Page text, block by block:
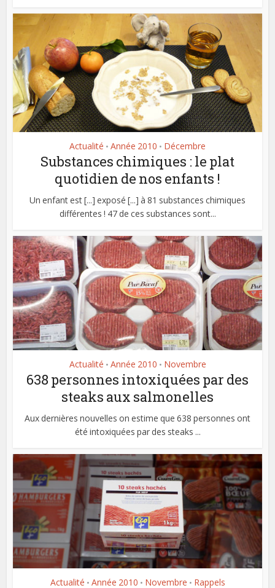
Actualité • Année 2010 • Décembre
Substances chimiques : le plat
quotidien de nos enfants !
Un enfant est [...] exposé [...] à 81 substances chimiques
différentes ! 47 de ces substances sont...
Actualité • Année 2010 • Novembre
638 personnes intoxiquées par des
steaks aux salmonelles
Aux dernières nouvelles on estime que 638 personnes ont
été intoxiquées par des steaks ...
Actualité • Année 2010 • Novembre • Rappels